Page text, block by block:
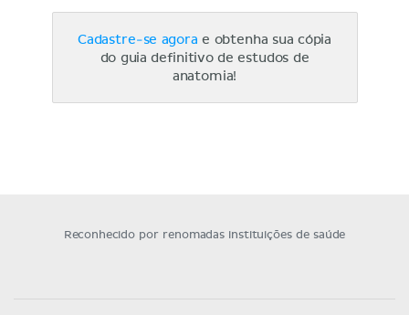
Cadastre-se agora e obtenha sua cópia
do guia definitivo de estudos de
anatomia!
Reconhecido por renomadas instituições de saúde